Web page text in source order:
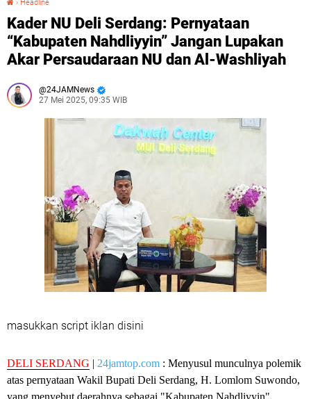
› Headline
Kader NU Deli Serdang: Pernyataan
“Kabupaten Nahdliyyin” Jangan Lupakan
Akar Persaudaraan NU dan Al-Washliyah ‎
24JAMNews
27 Mei 2025, 09:35 WIB
masukkan script iklan disini
‎DELI SERDANG | 24jamtop.com : Menyusul munculnya polemik
atas pernyataan Wakil Bupati Deli Serdang, H. Lomlom Suwondo,
yang menyebut daerahnya sebagai "Kabupaten Nahdliyyin",